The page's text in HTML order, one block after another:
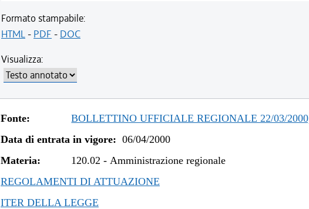
Formato stampabile:
HTML- PDF - DOC
Visualizza:
Fonte:
BOLLETTINO UFFICIALE REGIONALE 22/03/
Data di entrata in vigore: 06/04/2000
Materia:
120.02 -Amministrazione regionale
REGOLAMENTI DI ATTUAZIONE
ITER DELLA LEGGE